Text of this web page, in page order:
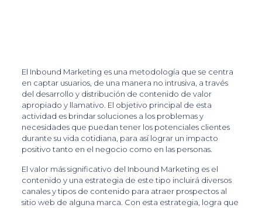
El Inbound Marketing es una metodología que se centra
en captar usuarios, de una manera no intrusiva, a través
del desarrollo y distribución de contenido de valor
apropiado y llamativo. El objetivo principal de esta
actividad es brindar soluciones a los problemas y
necesidades que puedan tener los potenciales clientes
durante su vida cotidiana, para así lograr un impacto
positivo tanto en el negocio como en las personas.
El valor más significativo del Inbound Marketing es el
contenido y una estrategia de este tipo incluirá diversos
canales y tipos de contenido para atraer prospectos al
sitio web de alguna marca. Con esta estrategia, logra que